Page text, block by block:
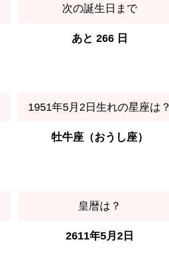
次の誕生日まで
あと 266 日
1951年5月2日生れの星座は？
牡牛座（おうし座）
皇暦は？
2611年5月2日